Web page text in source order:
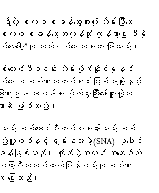
စကစ စခန်းတွေအားလုံး သိမ်းပြီးလေ
စကစ စခန်းတွေအကုန်လုံး ကုန်သွားပြီး ဒီမို
င်းလေပေါ့”ဟု ဆယ်ဇင်းဒေသခံက ပြောသည်။
ကောင်စီစခန်း သိမ်းပိုက်နိုင်မှုနှင့်
ဒေသ စစ်ရေးသတင်းရင်းမြစ်အချို့နှင့်
းရေးဌာန တာဝန်ခံ ဗိုလ်မှူးကြီးနော်ဘူတို့ထံ
ားဆဲ ဖြစ်သည်။
သည့် စစ်ကောင်စီတပ်စခန်းသည် စစ်
သူ့စစ်နှင့် ရှမ်းနီအဖွဲ့(SNA) ပူးပေါင်း
န်းဖြစ်သည်။ တိုက်ပွဲအတွင်း အသေးစိတ်
မကြာမီသတင်းထုတ်ပြန်မည်ဟု စစ်ရေး
ြောသည်။